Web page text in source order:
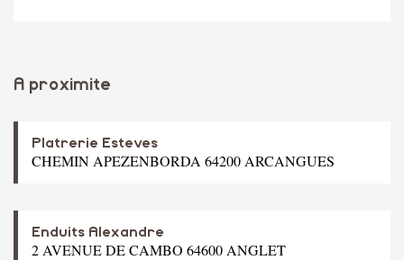
A proximite
Platrerie Esteves
CHEMIN APEZENBORDA 64200 ARCANGUES
Enduits Alexandre
2 AVENUE DE CAMBO 64600 ANGLET